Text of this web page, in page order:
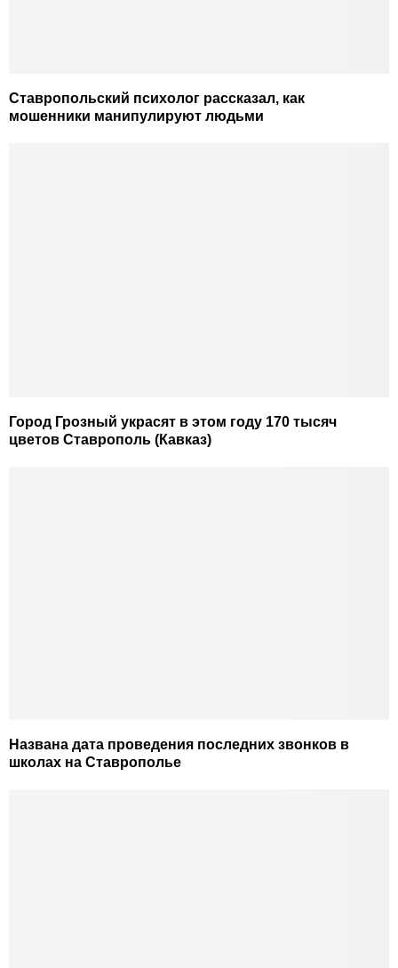
Ставропольский психолог рассказал, как
мошенники манипулируют людьми
Город Грозный украсят в этом году 170 тысяч
цветов Ставрополь (Кавказ)
Названа дата проведения последних звонков в
школах на Ставрополье